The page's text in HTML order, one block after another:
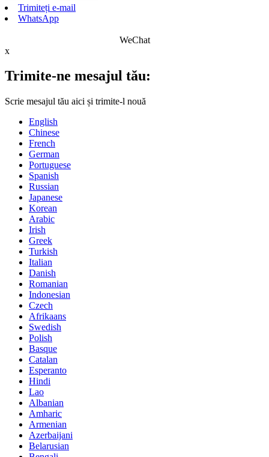
Trimiteți e-mail
WhatsApp
WeChat
x
Trimite-ne mesajul tău:
Scrie mesajul tău aici și trimite-l nouă
English
Chinese
French
German
Portuguese
Spanish
Russian
Japanese
Korean
Arabic
Irish
Greek
Turkish
Italian
Danish
Romanian
Indonesian
Czech
Afrikaans
Swedish
Polish
Basque
Catalan
Esperanto
Hindi
Lao
Albanian
Amharic
Armenian
Azerbaijani
Belarusian